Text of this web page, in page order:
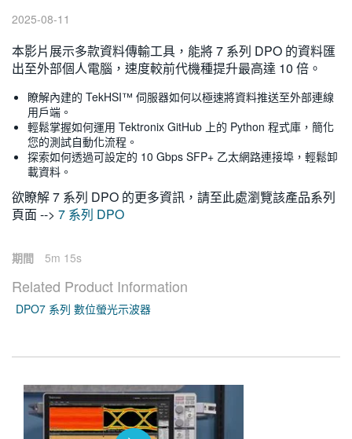
2025-08-11
本影片展示多款資料傳輸工具，能將 7 系列 DPO 的資料匯
出至外部個人電腦，速度較前代機種提升最高達 10 倍。
瞭解內建的 TekHSI™ 伺服器如何以極速將資料推送至外部連線
用戶端。
輕鬆掌握如何運用 Tektronix GitHub 上的 Python 程式庫，簡化
您的測試自動化流程。
探索如何透過可設定的 10 Gbps SFP+ 乙太網路連接埠，輕鬆卸
載資料。
欲瞭解 7 系列 DPO 的更多資訊，請至此處瀏覽該產品系列
頁面 --> 7 系列 DPO
期間 5m 15s
Related Product Information
DPO7 系列 數位螢光示波器